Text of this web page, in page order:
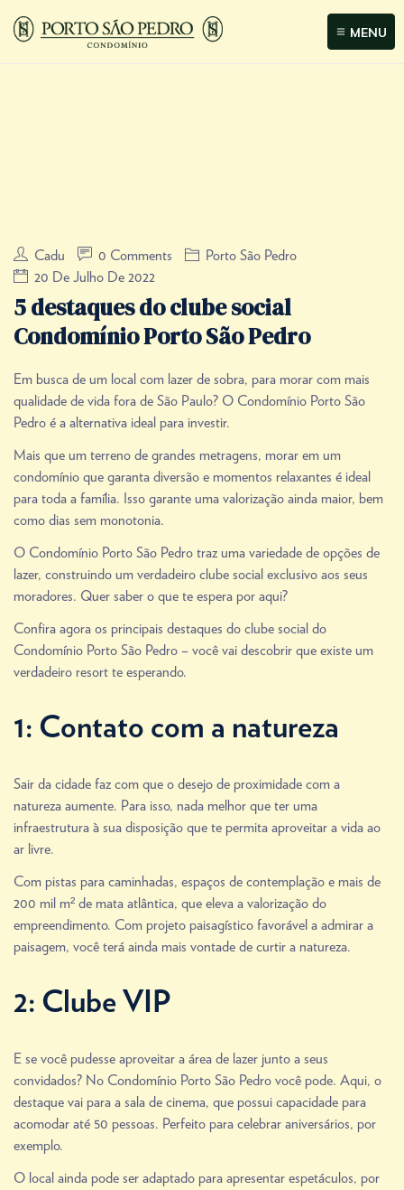
MENU
Cadu 0 Comments
Porto São Pedro
20 De Julho De 2022
5 destaques do clube social
Condomínio Porto São Pedro
Em busca de um local com lazer de sobra, para morar com mais
qualidade de vida fora de São Paulo? O Condomínio Porto São
Pedro é a alternativa ideal para investir.
Mais que um terreno de grandes metragens, morar em um
condomínio que garanta diversão e momentos relaxantes é ideal
para toda a família. Isso garante uma valorização ainda maior, bem
como dias sem monotonia.
O Condomínio Porto São Pedro traz uma variedade de opções de
lazer, construindo um verdadeiro clube social exclusivo aos seus
moradores. Quer saber o que te espera por aqui?
Confira agora os principais destaques do clube social do
Condomínio Porto São Pedro – você vai descobrir que existe um
verdadeiro resort te esperando.
1: Contato com a natureza
Sair da cidade faz com que o desejo de proximidade com a
natureza aumente. Para isso, nada melhor que ter uma
infraestrutura à sua disposição que te permita aproveitar a vida ao
ar livre.
Com pistas para caminhadas, espaços de contemplação e mais de
200 mil m² de mata atlântica, que eleva a valorização do
empreendimento. Com projeto paisagístico favorável a admirar a
paisagem, você terá ainda mais vontade de curtir a natureza.
2: Clube VIP
E se você pudesse aproveitar a área de lazer junto a seus
convidados? No Condomínio Porto São Pedro você pode. Aqui, o
destaque vai para a sala de cinema, que possui capacidade para
acomodar até 50 pessoas. Perfeito para celebrar aniversários, por
exemplo.
O local ainda pode ser adaptado para apresentar espetáculos, por